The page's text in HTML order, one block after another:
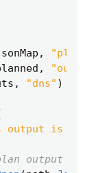
,
,
, "dns" )
output is
output